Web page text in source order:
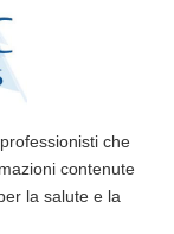
che
contenute
la salute e la